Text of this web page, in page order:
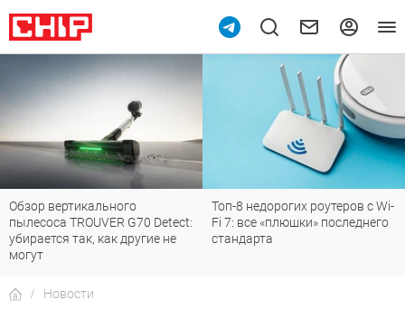
Обзор вертикального
пылесоса TROUVER G70 Detect:
убирается так, как другие не
могут
Топ-8 недорогих роутеров с Wi-
Fi 7: все «плюшки» последнего
стандарта
Новости